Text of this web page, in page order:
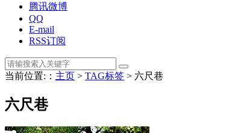
腾讯微博
QQ
E-mail
RSS订阅
当前位置:： 主页 > TAG标签 > 六尺巷
六尺巷